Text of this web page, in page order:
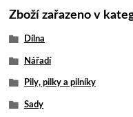
Zboží zařazeno v
Dílna
Nářadí
Pily, pilky a pilníky
Sady